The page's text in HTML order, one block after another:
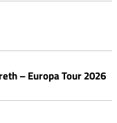
– Europa Tour 2026